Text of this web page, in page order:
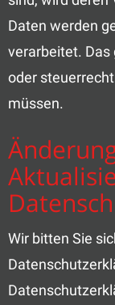
Daten werden
verarbeitet. Das
oder
müssen.
Wir bitten Sie